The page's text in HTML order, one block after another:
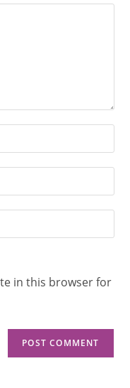
in this browser for